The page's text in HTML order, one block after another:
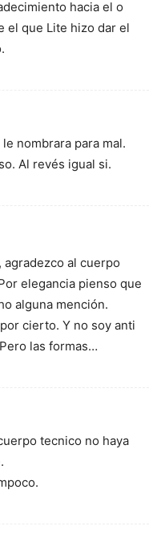
hacia el o
el que Lite hizo dar el
nombrara para mal.
Al revés igual si.
agradezco al cuerpo
elegancia pienso que
alguna mención.
cierto. Y no soy anti
las formas…
tecnico no haya